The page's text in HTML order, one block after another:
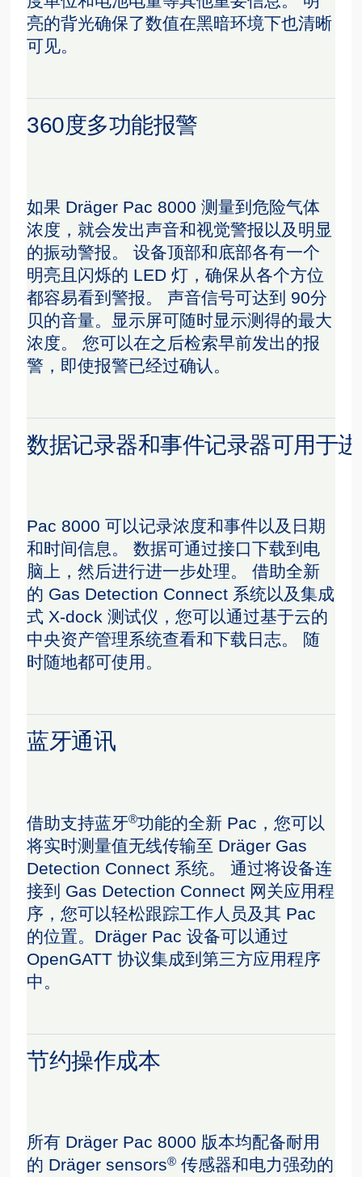
亮的背光确保了数值在黑暗环境下也清晰
可见。
360度多功能报警
如果 Dräger Pac 8000 测量到危险气体
浓度，就会发出声音和视觉警报以及明显
的振动警报。 设备顶部和底部各有一个
明亮且闪烁的 LED 灯，确保从各个方位
都容易看到警报。 声音信号可达到 90分
贝的音量。显示屏可随时显示测得的最大
浓度。 您可以在之后检索早前发出的报
警，即使报警已经过确认。
数据记录器和事件记录器可用于
Pac 8000 可以记录浓度和事件以及日期
和时间信息。 数据可通过接口下载到电
脑上，然后进行进一步处理。 借助全新
的 Gas Detection Connect 系统以及集成
式 X-dock 测试仪，您可以通过基于云的
中央资产管理系统查看和下载日志。 随
时随地都可使用。
蓝牙通讯
借助支持蓝牙®功能的全新 Pac，您可以
将实时测量值无线传输至 Dräger Gas
Detection Connect 系统。 通过将设备连
接到 Gas Detection Connect 网关应用程
序，您可以轻松跟踪工作人员及其 Pac
的位置。Dräger Pac 设备可以通过
OpenGATT 协议集成到第三方应用程序
中。
节约操作成本
所有 Dräger Pac 8000 版本均配备耐用
的 Dräger sensors® 传感器和电力强劲的